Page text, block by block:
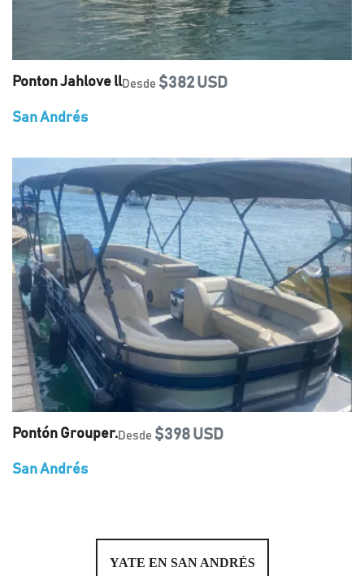
Ponton Jahlove llDesde $382 USD
San Andrés
Pontón Grouper.Desde $398 USD
San Andrés
YATE EN SAN ANDRÉS